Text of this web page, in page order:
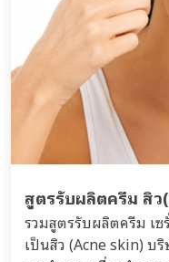
สูตรรับผลิตครีม สิ
รวมสูตรรับผลิตครีม เซ
เป็นสิว (Acne skin) บ